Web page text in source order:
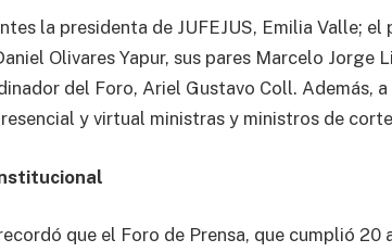
la presidenta de JUFEJUS, Emilia Valle; el
Olivares Yapur, sus pares Marcelo Jorge
del Foro, Ariel Gustavo Coll. Además,
y virtual ministras y ministros de
que el Foro de Prensa, que cumplió 20